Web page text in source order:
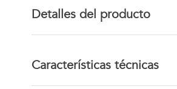
Detalles del producto
Características técnicas